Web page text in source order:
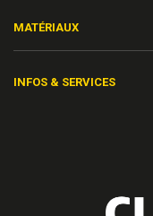
MATÉRIAUX
INFOS & SERVICES